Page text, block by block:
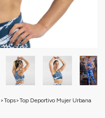
>Tops>Top Deportivo Mujer Urbana